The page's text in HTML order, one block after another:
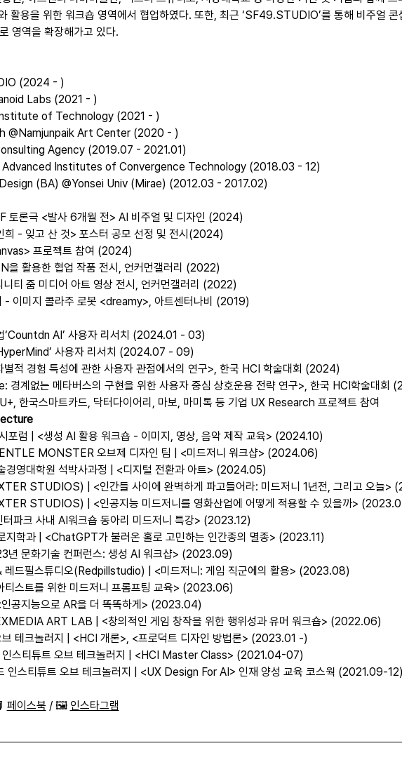
활용을 위한 워크숍 영역에서 협업하였다. 또한, 최근 ‘SF49.STUDIO’를 통해 비주얼 콘
영역을 확장해가고 있다.
(2024 - )
Labs (2021 - )
of Technology (2021 - )
@Namjunpaik Art Center (2020 - )
Agency (2019.07 - 2021.01)
Advanced Institutes of Convergence Technology (2018.03 - 12)
(BA) @Yonsei Univ (Mirae) (2012.03 - 2017.02)
토론극 <발사 6개월 전> AI 비주얼 및 디자인 (2024)
희 - 잊고 산 것> 포스터 공모 선정 및 전시(2024)
프로젝트 참여 (2024)
활용한 협업 작품 전시, 언커먼갤러리 (2022)
티 줌 미디어 아트 영상 전시, 언커먼갤러리 (2022)
이미지 콜라주 로봇 <dreamy>, 아트센터나비 (2019)
‘Countdn AI’ 사용자 리서치 (2024.01 - 03)
사용자 리서치 (2024.07 - 09)
별적 경험 특성에 관한 사용자 관점에서의 연구>, 한국 HCI 학술대회 (2024)
계없는 메타버스의 구현을 위한 사용자 중심 상호운용 전략 연구>, 한국 HCI학술대회
한국스마트카드, 닥터다이어리, 마보, 마미톡 등 기업 UX Research 프로젝트 참여
포럼 | <생성 AI 활용 워크숍 - 이미지, 영상, 음악 제작 교육> (2024.10)
MONSTER 오브제 디자인 팀 | <미드저니 워크샵> (2024.06)
경영대학원 석박사과정 | <디지털 전환과 아트> (2024.05)
STUDIOS) | <인간들 사이에 완벽하게 파고들어라: 미드저니 1년전, 그리고 오늘>
STUDIOS) | <인공지능 미드저니를 영화산업에 어떻게 적용할 수 있을까>
파크 사내 AI워크숍 동아리 미드저니 특강> (2023.12)
지학과 | <ChatGPT가 불러온 홀로 고민하는 인간종의 멸종> (2023.11)
년 문화기술 컨퍼런스: 생성 AI 워크샵> (2023.09)
드필스튜디오(Redpillstudio) | <미드저니: 게임 직군에의 활용> (2023.08)
티스트를 위한 미드저니 프롬프팅 교육> (2023.06)
공지능으로 AR을 더 똑똑하게> (2023.04)
ART LAB | <창의적인 게임 창작을 위한 행위성과 유머 워크숍> (2022.06)
브 테크놀러지 | <HCI 개론>, <프로덕트 디자인 방법론> (2023.01 -)
인스티튜트 오브 테크놀러지 | <HCI Master Class> (2021.04-07)
인스티튜트 오브 테크놀러지 | <UX Design For AI> 인재 양성 교육 코스웍 (2021.09-12)
페이스북 / 🖼️ 인스타그램